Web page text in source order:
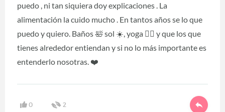
puedo , ni tan siquiera doy explicaciones . La
alimentación la cuido mucho . En tantos años se lo que
puedo y quiero. Baños 🛀 sol ☀️, yoga 🧘‍♂️ y que los que
tienes alrededor entiendan y si no lo más importante es
entenderlo nosotras. ❤️
0 2